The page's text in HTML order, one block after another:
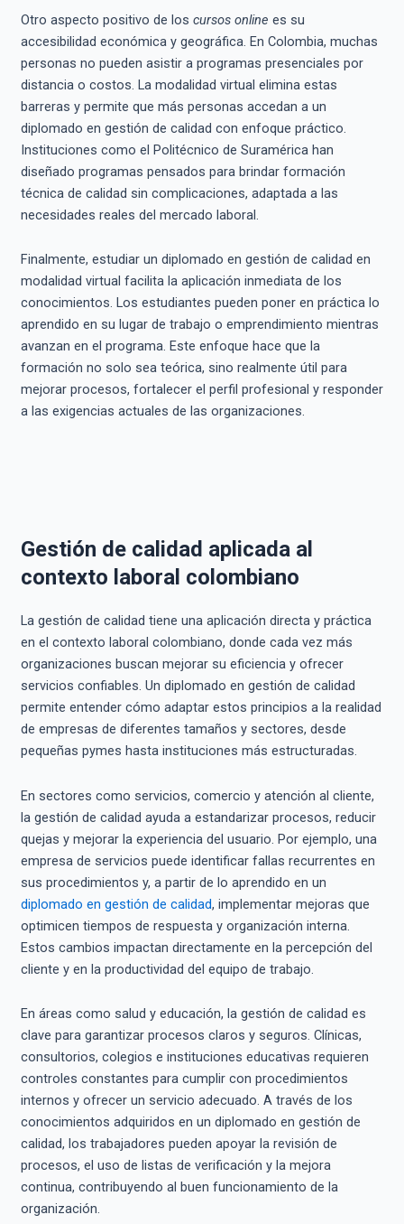
Otro aspecto positivo de los cursos online es su
accesibilidad económica y geográfica. En Colombia, muchas
personas no pueden asistir a programas presenciales por
distancia o costos. La modalidad virtual elimina estas
barreras y permite que más personas accedan a un
diplomado en gestión de calidad con enfoque práctico.
Instituciones como el Politécnico de Suramérica han
diseñado programas pensados para brindar formación
técnica de calidad sin complicaciones, adaptada a las
necesidades reales del mercado laboral.
Finalmente, estudiar un diplomado en gestión de calidad en
modalidad virtual facilita la aplicación inmediata de los
conocimientos. Los estudiantes pueden poner en práctica lo
aprendido en su lugar de trabajo o emprendimiento mientras
avanzan en el programa. Este enfoque hace que la
formación no solo sea teórica, sino realmente útil para
mejorar procesos, fortalecer el perfil profesional y responder
a las exigencias actuales de las organizaciones.
Gestión de calidad aplicada al
contexto laboral colombiano
La gestión de calidad tiene una aplicación directa y práctica
en el contexto laboral colombiano, donde cada vez más
organizaciones buscan mejorar su eficiencia y ofrecer
servicios confiables. Un diplomado en gestión de calidad
permite entender cómo adaptar estos principios a la realidad
de empresas de diferentes tamaños y sectores, desde
pequeñas pymes hasta instituciones más estructuradas.
En sectores como servicios, comercio y atención al cliente,
la gestión de calidad ayuda a estandarizar procesos, reducir
quejas y mejorar la experiencia del usuario. Por ejemplo, una
empresa de servicios puede identificar fallas recurrentes en
sus procedimientos y, a partir de lo aprendido en un
diplomado en gestión de calidad, implementar mejoras que
optimicen tiempos de respuesta y organización interna.
Estos cambios impactan directamente en la percepción del
cliente y en la productividad del equipo de trabajo.
En áreas como salud y educación, la gestión de calidad es
clave para garantizar procesos claros y seguros. Clínicas,
consultorios, colegios e instituciones educativas requieren
controles constantes para cumplir con procedimientos
internos y ofrecer un servicio adecuado. A través de los
conocimientos adquiridos en un diplomado en gestión de
calidad, los trabajadores pueden apoyar la revisión de
procesos, el uso de listas de verificación y la mejora
continua, contribuyendo al buen funcionamiento de la
organización.